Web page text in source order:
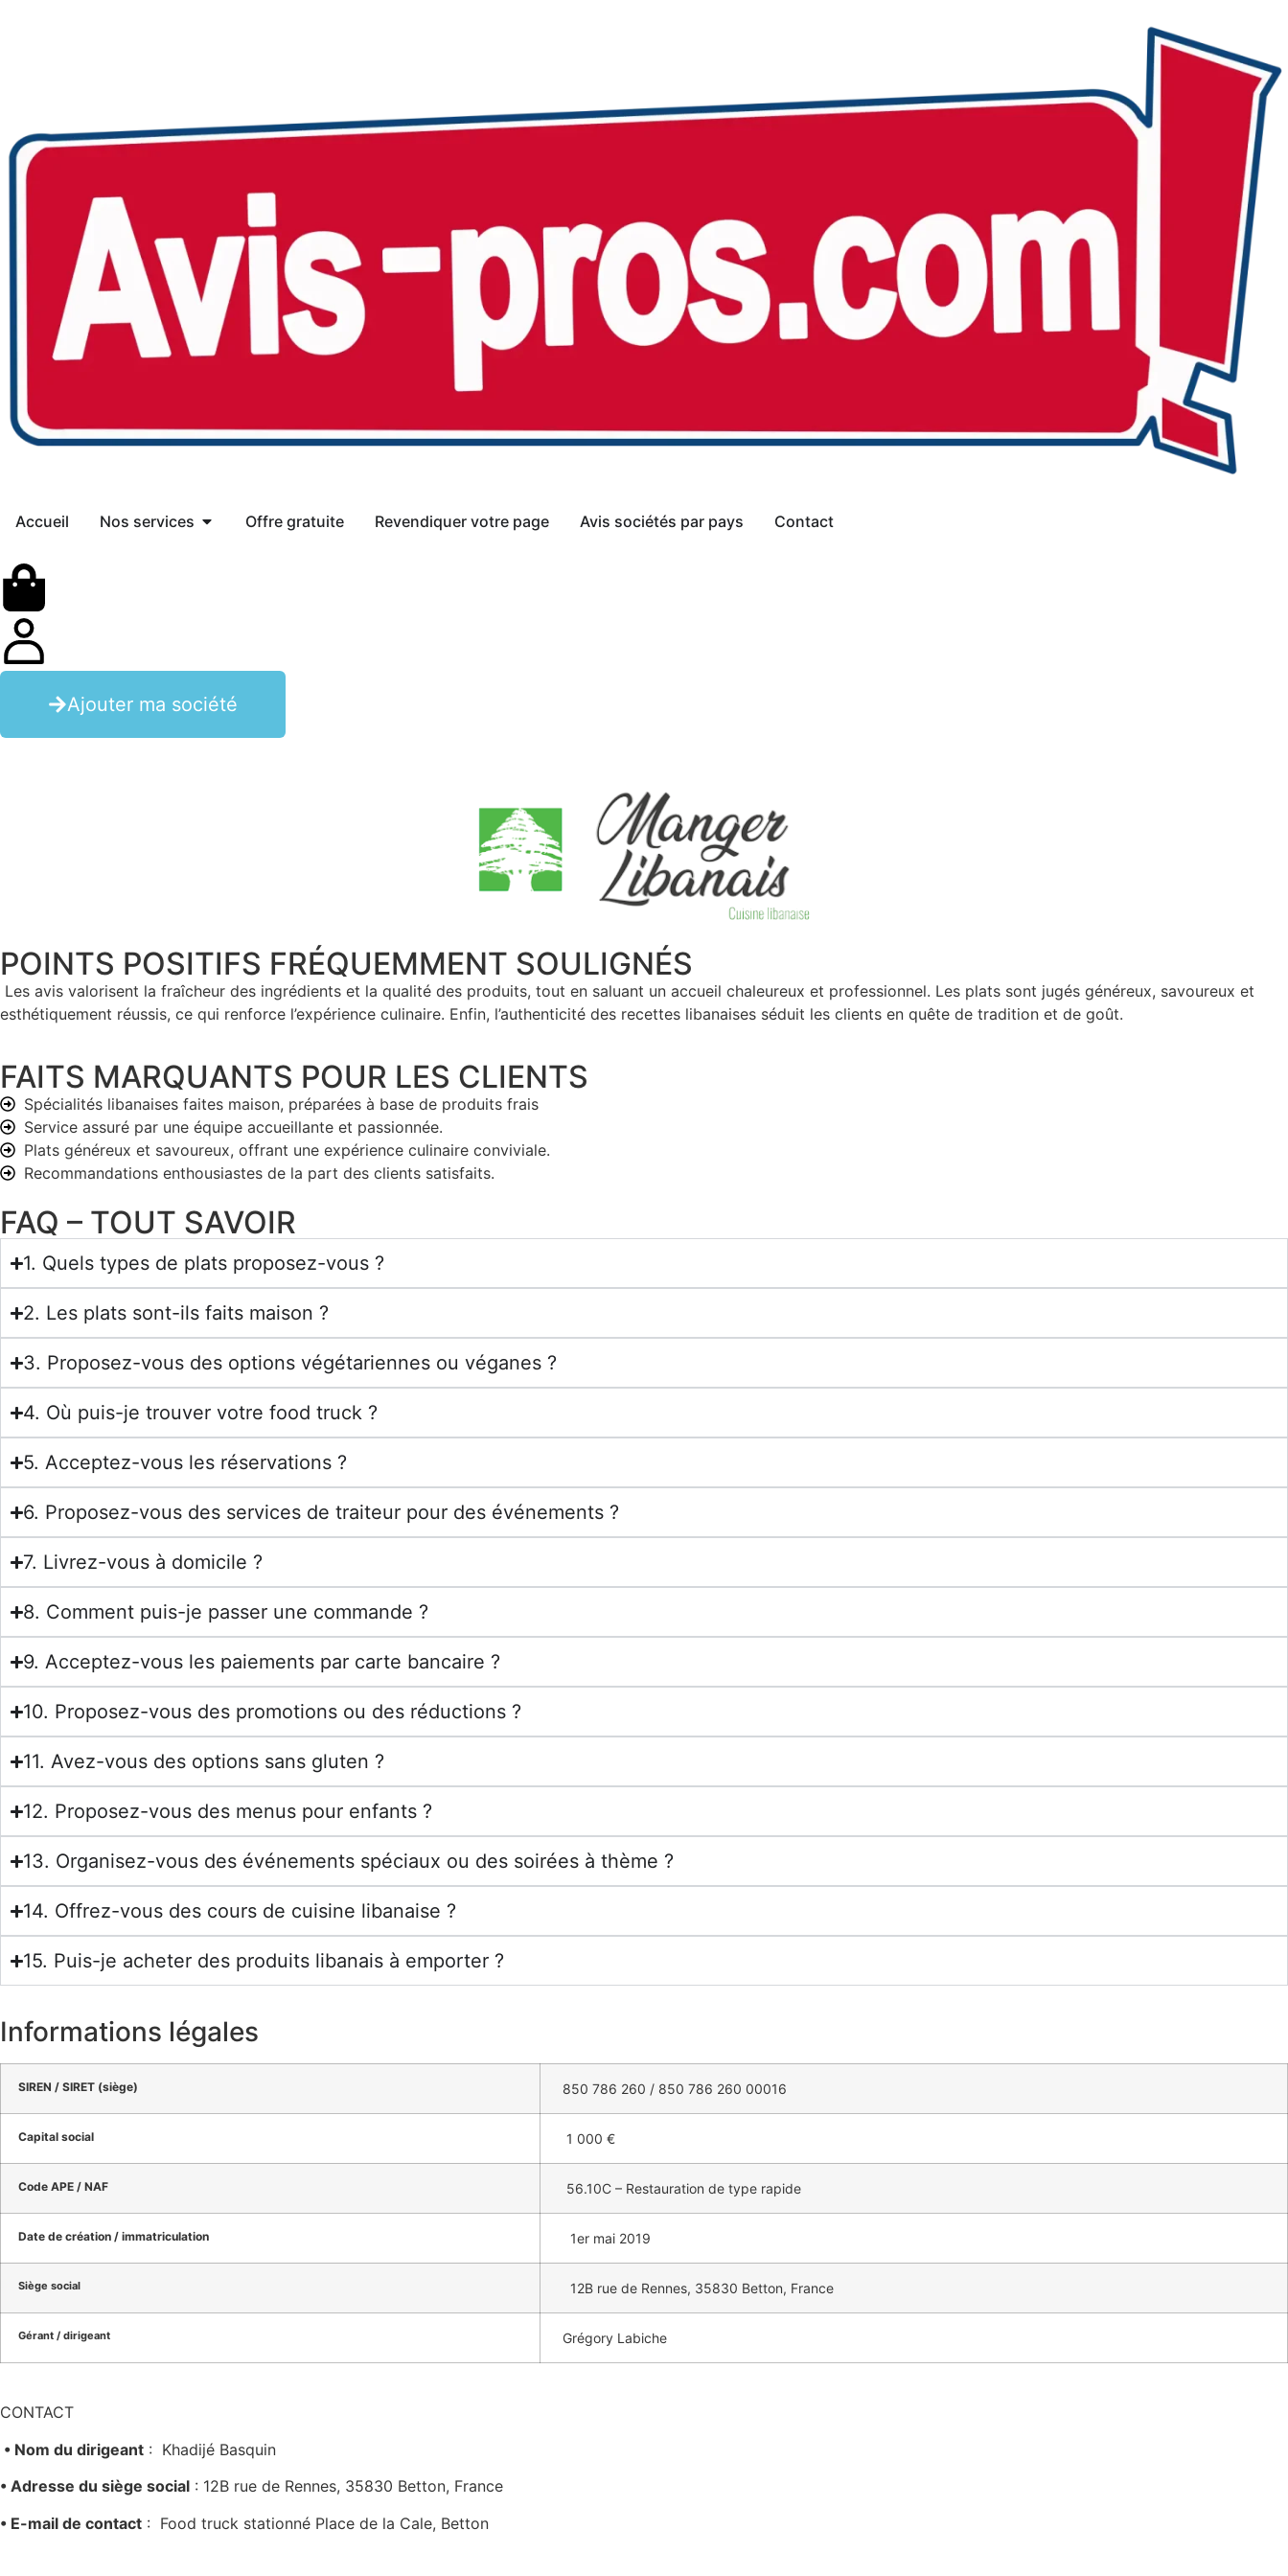
Accueil Nos services Offre gratuite Revendiquer votre page Avis sociétés par pays Contact
Ajouter ma société
POINTS POSITIFS FRÉQUEMMENT SOULIGNÉS
Les avis valorisent la fraîcheur des ingrédients et la qualité des produits, tout en saluant un accueil chaleureux et professionnel. Les plats sont jugés généreux, savoureux et
esthétiquement réussis, ce qui renforce l’expérience culinaire. Enfin, l’authenticité des recettes libanaises séduit les clients en quête de tradition et de goût.
FAITS MARQUANTS POUR LES CLIENTS
Spécialités libanaises faites maison, préparées à base de produits frais
Service assuré par une équipe accueillante et passionnée.
Plats généreux et savoureux, offrant une expérience culinaire conviviale.
Recommandations enthousiastes de la part des clients satisfaits.
FAQ – TOUT SAVOIR
1. Quels types de plats proposez-vous ?
2. Les plats sont-ils faits maison ?
3. Proposez-vous des options végétariennes ou véganes ?
4. Où puis-je trouver votre food truck ?
5. Acceptez-vous les réservations ?
6. Proposez-vous des services de traiteur pour des événements ?
7. Livrez-vous à domicile ?
8. Comment puis-je passer une commande ?
9. Acceptez-vous les paiements par carte bancaire ?
10. Proposez-vous des promotions ou des réductions ?
11. Avez-vous des options sans gluten ?
12. Proposez-vous des menus pour enfants ?
13. Organisez-vous des événements spéciaux ou des soirées à thème ?
14. Offrez-vous des cours de cuisine libanaise ?
15. Puis-je acheter des produits libanais à emporter ?
Informations légales
SIREN / SIRET (siège) 850 786 260 / 850 786 260 00016
Capital social 1 000 €
Code APE / NAF 56.10C – Restauration de type rapide
Date de création / immatriculation 1er mai 2019
Siège social 12B rue de Rennes, 35830 Betton, France
Gérant / dirigeant Grégory Labiche
CONTACT
• Nom du dirigeant : Khadijé Basquin
• Adresse du siège social : 12B rue de Rennes, 35830 Betton, France
• E-mail de contact : Food truck stationné Place de la Cale, Betton